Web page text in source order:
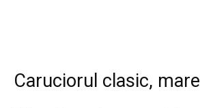
Caruciorul clasic, mare